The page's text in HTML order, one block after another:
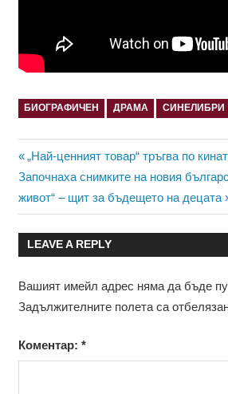
БИОГРАФИЧЕН ДРАМА СИНЕЛИБРИ
Навигация
Previous
Post:
„Най-ценният товар“ тръгва по
Next
Post:
Започнаха снимките на новия
живот“ – щит за бъдещето на децата
LEAVE A REPLY
Вашият имейл адрес няма да бъде
Задължителните полета са
Коментар: *